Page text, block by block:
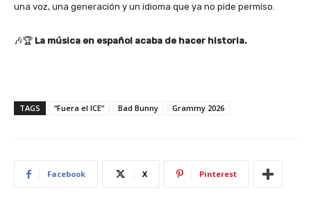
una voz, una generación y un idioma que ya no pide permiso.
🎶🏆 La música en español acaba de hacer historia.
TAGS “Fuera el ICE” Bad Bunny Grammy 2026
Facebook X Pinterest